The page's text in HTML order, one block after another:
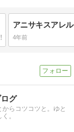
4年前
グ
らコツコツと。ゆと
。